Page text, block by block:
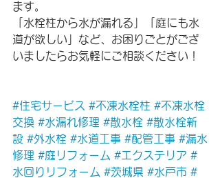
ます。
「水栓柱から水が漏れる」「庭にも水
道が欲しい」など、お困りごとがござ
いましたらお気軽にご相談ください！
#住宅サービス #不凍水栓柱 #不凍水栓
交換 #水漏れ修理 #散水栓 #散水栓新
設 #外水栓 #水道工事 #配管工事 #漏水
修理 #庭リフォーム #エクステリア #
水回りリフォーム #茨城県 #水戸市 #